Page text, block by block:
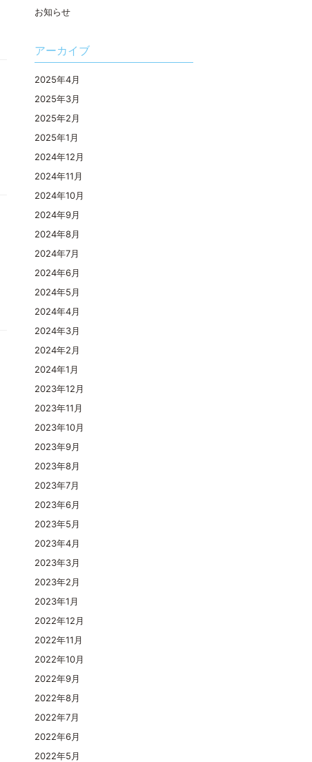
お知らせ
アーカイブ
2025年4月
2025年3月
2025年2月
2025年1月
2024年12月
2024年11月
2024年10月
2024年9月
2024年8月
2024年7月
2024年6月
2024年5月
2024年4月
2024年3月
2024年2月
2024年1月
2023年12月
2023年11月
2023年10月
2023年9月
2023年8月
2023年7月
2023年6月
2023年5月
2023年4月
2023年3月
2023年2月
2023年1月
2022年12月
2022年11月
2022年10月
2022年9月
2022年8月
2022年7月
2022年6月
2022年5月